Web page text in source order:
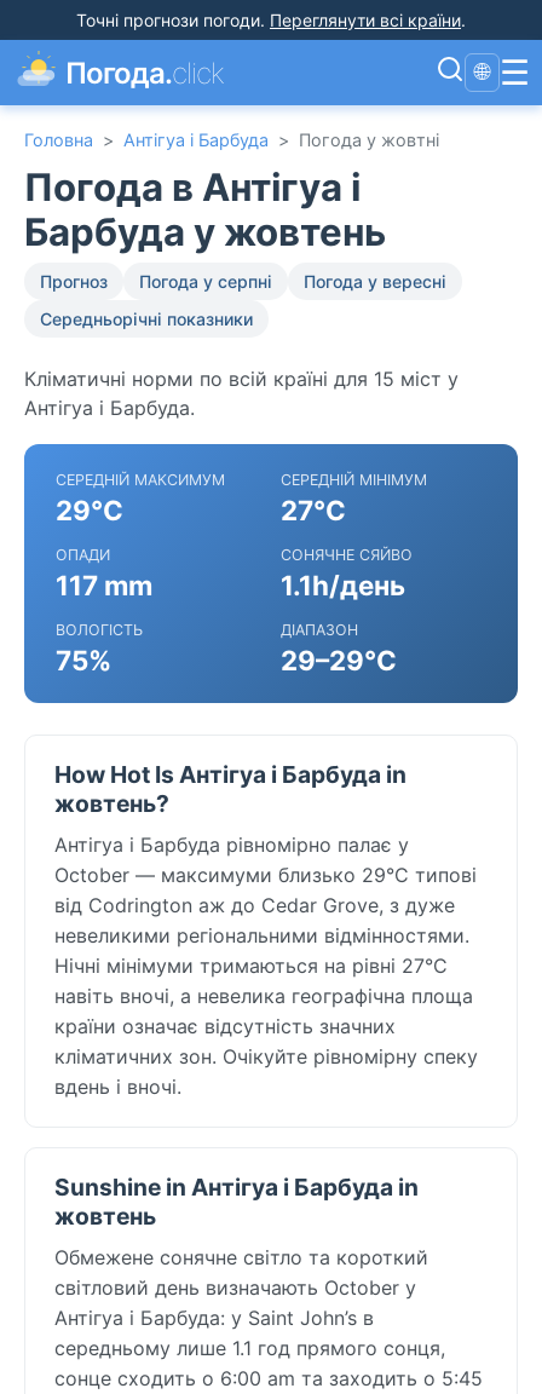
Точні прогнози погоди. Переглянути всі країни.
Погода.click 🌐 ☰
Головна > Антігуа і Барбуда > Погода у жовтні
Погода в Антігуа і
Барбуда у жовтень
Прогноз Погода у серпні
Погода у вересні
Середньорічні показники
Кліматичні норми по всій країні для 15 міст у
Антігуа і Барбуда.
СЕРЕДНІЙ МАКСИМУМ
29°C
СЕРЕДНІЙ МІНІМУМ
27°C
ОПАДИ
117 mm
СОНЯЧНЕ СЯЙВО
1.1h/день
ВОЛОГІСТЬ
75%
ДІАПАЗОН
29–29°C
How Hot Is Антігуа і Барбуда in
жовтень?
Антігуа і Барбуда рівномірно палає у
October — максимуми близько 29°C типові
від Codrington аж до Cedar Grove, з дуже
невеликими регіональними відмінностями.
Нічні мінімуми тримаються на рівні 27°C
навіть вночі, а невелика географічна площа
країни означає відсутність значних
кліматичних зон. Очікуйте рівномірну спеку
вдень і вночі.
Sunshine in Антігуа і Барбуда in
жовтень
Обмежене сонячне світло та короткий
світловий день визначають October у
Антігуа і Барбуда: у Saint John’s в
середньому лише 1.1 год прямого сонця,
сонце сходить о 6:00 am та заходить о 5:45